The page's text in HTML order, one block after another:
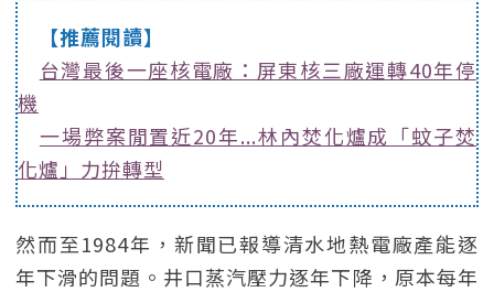
【推薦閱讀】
台灣最後一座核電廠：屏東核三廠運轉40年停
機
一場弊案閒置近20年...林內焚化爐成「蚊子焚
化爐」力拚轉型
然而至1984年，新聞已報導清水地熱電廠產能逐
年下滑的問題。井口蒸汽壓力逐年下降，原本每年